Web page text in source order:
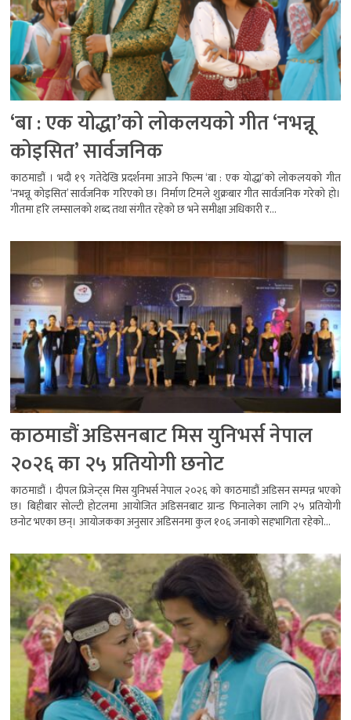
‘बा : एक योद्धा’को लोकलयको गीत ‘नभन्नू
कोइसित’ सार्वजनिक
काठमाडौं । भदौ १९ गतेदेखि प्रदर्शनमा आउने फिल्म ‘बा : एक योद्धा’को लोकलयको गीत
‘नभन्नू कोइसित’ सार्वजनिक गरिएको छ। निर्माण टिमले शुक्रबार गीत सार्वजनिक गरेको हो।
गीतमा हरि लम्सालको शब्द तथा संगीत रहेको छ भने समीक्षा अधिकारी र...
काठमाडौं अडिसनबाट मिस युनिभर्स नेपाल
२०२६ का २५ प्रतियोगी छनोट
काठमाडौं । दीपल प्रिजेन्ट्स मिस युनिभर्स नेपाल २०२६ को काठमाडौं अडिसन सम्पन्न भएको
छ। बिहीबार सोल्टी होटलमा आयोजित अडिसनबाट ग्रान्ड फिनालेका लागि २५ प्रतियोगी
छनोट भएका छन्। आयोजकका अनुसार अडिसनमा कुल १०६ जनाको सहभागिता रहेको...